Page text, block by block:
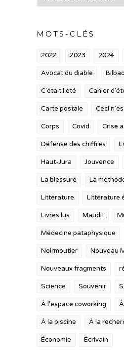
MOTS-CLÉS
2022 2023 2024
Avocat du diable Bilbao
C'était l'été Cahier
Carte postale Ceci
Corps Covid Crise
Défense des chiffres
Haut-Jura Jouvence
La blessure La
Littérature Littérature
Livres lus Maudit
Médecine pataphysique
Noirmoutier Nouveau
Nouveaux fragments
Science Souvenir
À l'espace coworking
À la piscine À la
Économie Écrivain